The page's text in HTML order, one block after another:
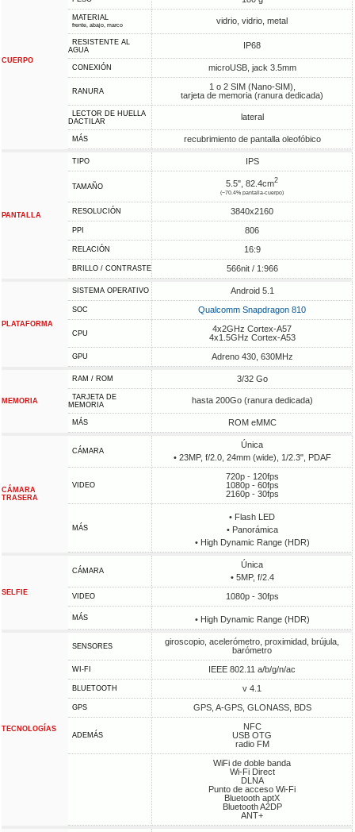
CUERPO
MATERIAL
frente, abajo, marco vidrio, vidrio, metal
RESISTENTE AL
AGUA
IP68
CONEXIÓN microUSB, jack 3.5mm
RANURA
1 o 2 SIM (Nano-SIM),
tarjeta de memoria (ranura dedicada)
LECTOR DE HUELLA
DACTILAR
lateral
MÁS recubrimiento de pantalla oleofóbico
PANTALLA
TIPO IPS
TAMAÑO 5.5", 82.4cm2
(~70.4% pantalla-cuerpo)
RESOLUCIÓN 3840x2160
PPI 806
RELACIÓN 16:9
BRILLO / CONTRASTE 566nit / 1:966
PLATAFORMA
SISTEMA OPERATIVO Android 5.1
SOC Qualcomm Snapdragon 810
CPU
4x2GHz Cortex-A57
4x1.5GHz Cortex-A53
GPU Adreno 430, 630MHz
MEMORIA
RAM / ROM 3/32 Go
TARJETA DE
MEMORIA
hasta 200Go (ranura dedicada)
MÁS ROM eMMC
CÁMARA
TRASERA
CÁMARA
Única
• 23MP, f/2.0, 24mm (wide), 1/2.3", PDAF
VIDEO
720p - 120fps
1080p - 60fps
2160p - 30fps
MÁS
• Flash LED
• Panorámica
• High Dynamic Range (HDR)
SELFIE
CÁMARA
Única
• 5MP, f/2.4
VIDEO 1080p - 30fps
MÁS • High Dynamic Range (HDR)
TECNOLOGÍAS
SENSORES
giroscopio, acelerómetro, proximidad, brújula,
barómetro
WI-FI IEEE 802.11 a/b/g/n/ac
BLUETOOTH v 4.1
GPS GPS, A-GPS, GLONASS, BDS
ADEMÁS
NFC
USB OTG
radio FM
WiFi de doble banda
Wi-Fi Direct
DLNA
Punto de acceso Wi-Fi
Bluetooth aptX
Bluetooth A2DP
ANT+